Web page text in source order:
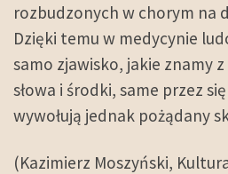
rozbudzonych w chorym na
Dzięki temu w medycynie
samo zjawisko, jakie znamy
słowa i środki, same przez
wywołują jednak pożądany
(Kazimierz Moszyński,